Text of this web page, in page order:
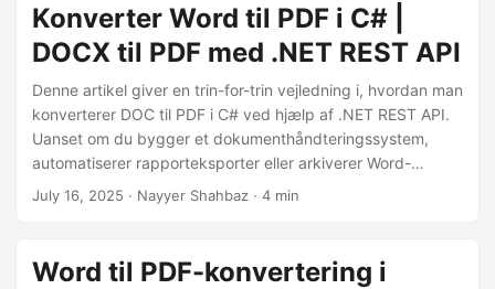
Konverter Word til PDF i C# |
DOCX til PDF med .NET REST API
Denne artikel giver en trin-for-trin vejledning i, hvordan man
konverterer DOC til PDF i C# ved hjælp af .NET REST API.
Uanset om du bygger et dokumenthåndteringssystem,
automatiserer rapporteksporter eller arkiverer Word-
dokumenter, guider denne tutorial dig gennem
July 16, 2025 · Nayyer Shahbaz · 4 min
Word til PDF-konvertering i